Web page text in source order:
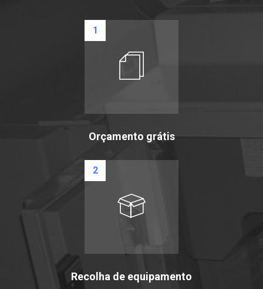
1
Orçamento grátis
2
Recolha de equipamento